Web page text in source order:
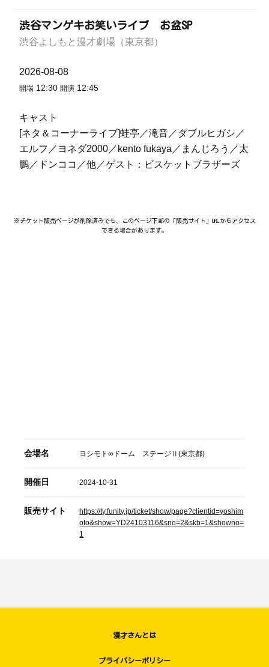
渋谷マンゲキお笑いライブ お盆SP
渋谷よしもと漫才劇場（東京都）
2026-08-08
開場 12:30 開演 12:45
キャスト
[ネタ＆コーナーライブ]蛙亭／滝音／ダブルヒガシ／
エルフ／ヨネダ2000／kento fukaya／まんじろう／太
鵬／ドンココ／他／ゲスト：ビスケットブラザーズ
※チケット販売ページが削除済みでも、このページ下部の「販売サイト」URLからアクセス
できる場合があります。
会場名 ヨシモト∞ドーム ステージⅡ(東京都)
開催日 2024-10-31
販売サイト
https://ty.funity.jp/ticket/show/page?clientid=yoshim
oto&show=YD24103116&sno=2&skb=1&showno=
1
漫才さんとは
プライバシーポリシー